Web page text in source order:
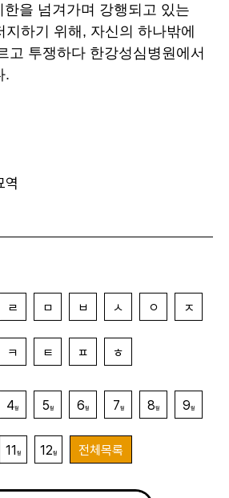
을 넘겨가며 강행되고 있는
지하기 위해, 자신의 하나밖에
고 투쟁하다 한강성심병원에서
.
역
ㄹ ㅁ ㅂ ㅅ ㅇ ㅈ
ㅋ ㅌ ㅍ ㅎ
4월 5월 6월 7월 8월 9월
11 월 12월 전체목록